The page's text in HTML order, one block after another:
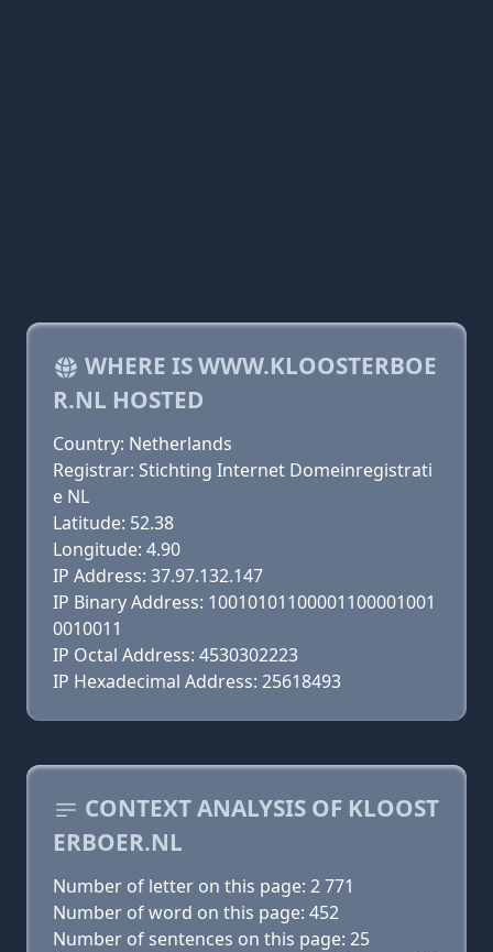
WHERE IS WWW.KLOOSTERBOE
R.NL HOSTED
Country: Netherlands
Registrar: Stichting Internet Domeinregistrati
e NL
Latitude: 52.38
Longitude: 4.90
IP Address: 37.97.132.147
IP Binary Address: 10010101100001100001001
0010011
IP Octal Address: 4530302223
IP Hexadecimal Address: 25618493
CONTEXT ANALYSIS OF KLOOST
ERBOER.NL
Number of letter on this page: 2 771
Number of word on this page: 452
Number of sentences on this page: 25